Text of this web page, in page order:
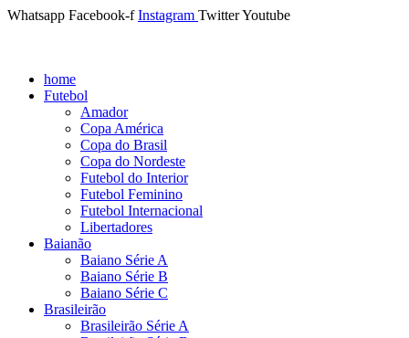
Whatsapp Facebook-f Instagram TwitterYoutube
home
Futebol
Amador
Copa América
Copa do Brasil
Copa do Nordeste
Futebol do Interior
Futebol Feminino
Futebol Internacional
Libertadores
Baianão
Baiano Série A
Baiano Série B
Baiano Série C
Brasileirão
Brasileirão Série A